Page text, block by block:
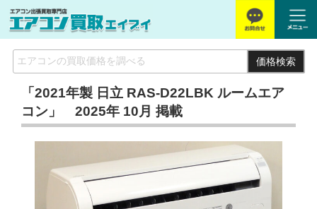
価格検索
「2021年製 日立 RAS-D22LBK ルームエア
コン」 2025年 10月 掲載